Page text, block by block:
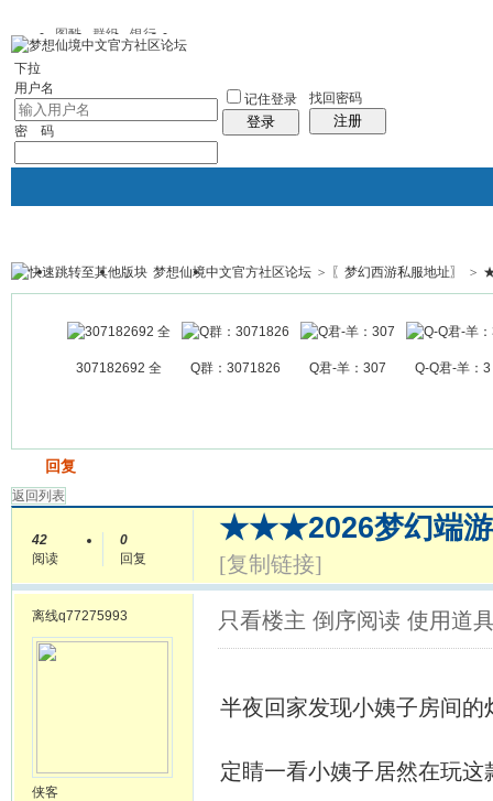
图酷 群组 银行
下拉
用户名
密 码
记住登录
登录
找回密码
注册
银行 群组聚合 我的空间
帖子
梦想仙境中文官方社区论坛 > 〖梦幻西游私服地址〗 >
307182692 全 Q群：3071826 Q君-羊：307 Q-Q君-羊：3
回复
返回列表
42
阅读
0
回复
★★★2026梦幻端
[复制链接]
离线q77275993
侠客
只看楼主 倒序阅读 使用道
半夜回家发现小姨子房间的
定睛一看小姨子居然在玩